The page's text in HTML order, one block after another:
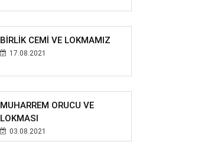
BİRLİK CEMİ VE LOKMAMIZ
17.08.2021
MUHARREM ORUCU VE
LOKMASI
03.08.2021